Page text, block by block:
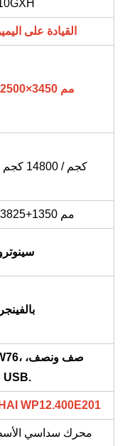
القيادة على
9350×2500×3450 مم
31000 كجم / 14800 كجم
1950+3825+1350 مم
بالفينجر
مزودة بمكيف هواء ومنفذ USB.
WP12.400E201
محرك سداسي